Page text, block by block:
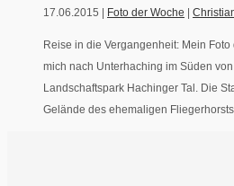
17.06.2015 | Foto der Woche
Reise in die Vergangenheit: Mein
mich nach Unterhaching im Süden
Landschaftspark Hachinger Tal. Die
Gelände des ehemaligen